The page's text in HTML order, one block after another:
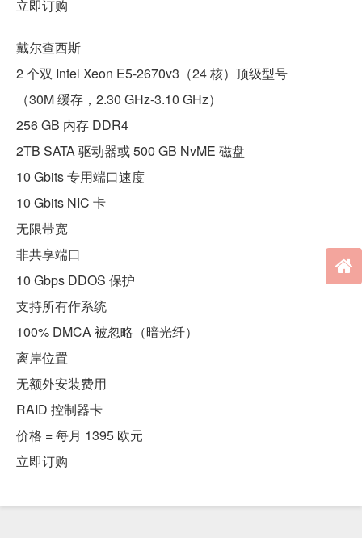
立即订购
戴尔查西斯
2 个双 Intel Xeon E5-2670v3（24 核）顶级型号
（30M 缓存，2.30 GHz-3.10 GHz）
256 GB 内存 DDR4
2TB SATA 驱动器或 500 GB NvME 磁盘
10 Gbits 专用端口速度
10 Gbits NIC 卡
无限带宽
非共享端口
10 Gbps DDOS 保护
支持所有作系统
100% DMCA 被忽略（暗光纤）
离岸位置
无额外安装费用
RAID 控制器卡
价格 = 每月 1395 欧元
立即订购